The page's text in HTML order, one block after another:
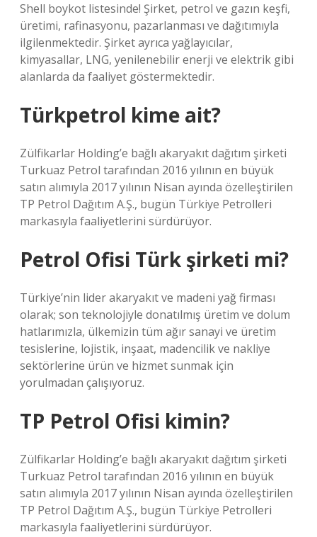
Shell boykot listesinde! Şirket, petrol ve gazın keşfi,
üretimi, rafinasyonu, pazarlanması ve dağıtımıyla
ilgilenmektedir. Şirket ayrıca yağlayıcılar,
kimyasallar, LNG, yenilenebilir enerji ve elektrik gibi
alanlarda da faaliyet göstermektedir.
Türkpetrol kime ait?
Zülfikarlar Holding’e bağlı akaryakıt dağıtım şirketi
Turkuaz Petrol tarafından 2016 yılının en büyük
satın alımıyla 2017 yılının Nisan ayında özelleştirilen
TP Petrol Dağıtım A.Ş., bugün Türkiye Petrolleri
markasıyla faaliyetlerini sürdürüyor.
Petrol Ofisi Türk şirketi mi?
Türkiye’nin lider akaryakıt ve madeni yağ firması
olarak; son teknolojiyle donatılmış üretim ve dolum
hatlarımızla, ülkemizin tüm ağır sanayi ve üretim
tesislerine, lojistik, inşaat, madencilik ve nakliye
sektörlerine ürün ve hizmet sunmak için
yorulmadan çalışıyoruz.
TP Petrol Ofisi kimin?
Zülfikarlar Holding’e bağlı akaryakıt dağıtım şirketi
Turkuaz Petrol tarafından 2016 yılının en büyük
satın alımıyla 2017 yılının Nisan ayında özelleştirilen
TP Petrol Dağıtım A.Ş., bugün Türkiye Petrolleri
markasıyla faaliyetlerini sürdürüyor.